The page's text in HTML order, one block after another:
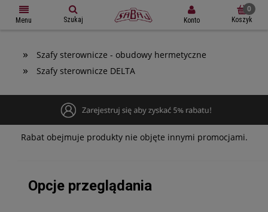
Menu Szukaj Konto Koszyk
» Szafy sterownicze - obudowy hermetyczne
» Szafy sterownicze DELTA
Rabat obejmuje produkty nie objęte innymi promocjami.
Opcje przeglądania